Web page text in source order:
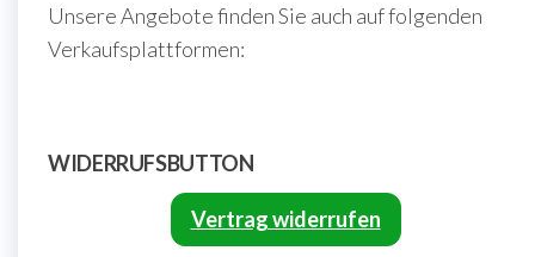
Unsere Angebote finden Sie auch auf folgenden
Verkaufsplattformen:
WIDERRUFSBUTTON
Vertrag widerrufen